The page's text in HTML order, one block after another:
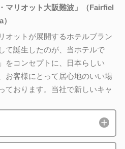
マリオット大阪難波」（Fairfiel
オットが展開するホテルブラン
て誕生したのが、当ホテルで
をコンセプトに、日本らしい
お客様にとって居心地のいい場
ております。当社で新しいキャ